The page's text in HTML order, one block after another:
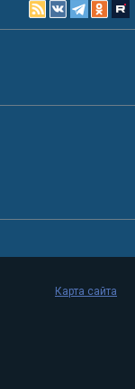
Карта сайта